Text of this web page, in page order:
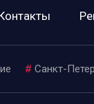
# Санкт-